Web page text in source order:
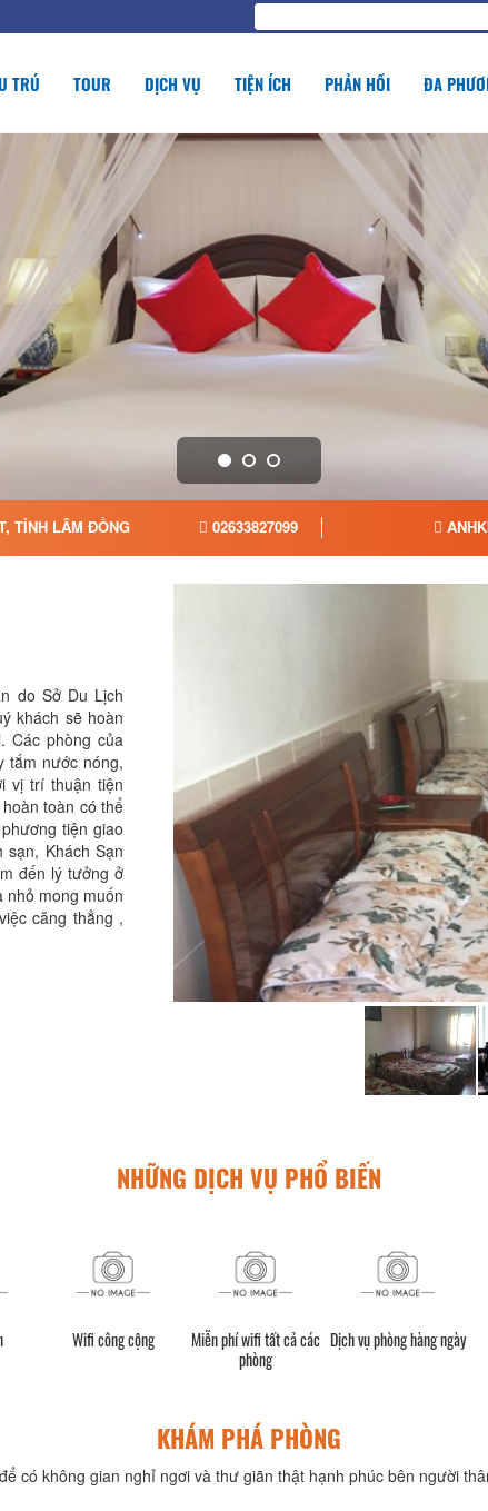
TRÚ TOUR DỊCH VỤ TIỆN ÍCH PHẢN HỒI ĐA
TỈNH LÂM ĐỒNG 02633827099
do Sở Du Lịch
khách sẽ hoàn
Các phòng của
tắm nước nóng,
vị trí thuận tiện
toàn có thể
tiện giao
Khách Sạn
đến lý tưởng ở
mong muốn
căng thẳng ,
NHỮNG DỊCH VỤ PHỔ BIẾN
Wifi công cộng
Miễn phí wifi tất cả các
phòng
Dịch vụ phòng hàng ngày
KHÁM PHÁ PHÒNG
có không gian nghỉ ngơi và thư giãn thật hạnh phúc bên người